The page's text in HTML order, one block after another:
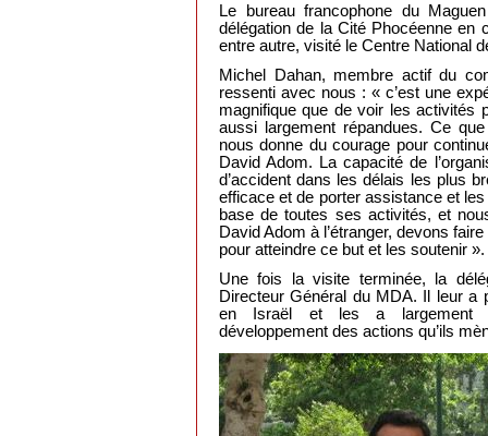
Le bureau francophone du
délégation de la Cité Phocéenne en
entre autre, visité le Centre National
Michel Dahan, membre actif du
ressenti avec nous : « c’est une
magnifique que de voir les activités
aussi largement répandues. Ce
nous donne du courage pour
David Adom. La capacité de
d’accident dans les délais les plus
efficace et de porter assistance et
base de toutes ses activités, et
David Adom à l’étranger, devons
pour atteindre ce but et les soutenir ».
Une fois la visite terminée, la
Directeur Général du MDA. Il leur a
en Israël et les a largement
développement des actions qu’ils